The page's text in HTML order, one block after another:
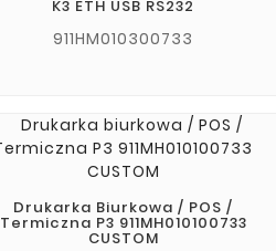
K3 ETH USB RS232
911HM010300733
Drukarka Biurkowa / POS /
Termiczna P3 911MH010100733
CUSTOM